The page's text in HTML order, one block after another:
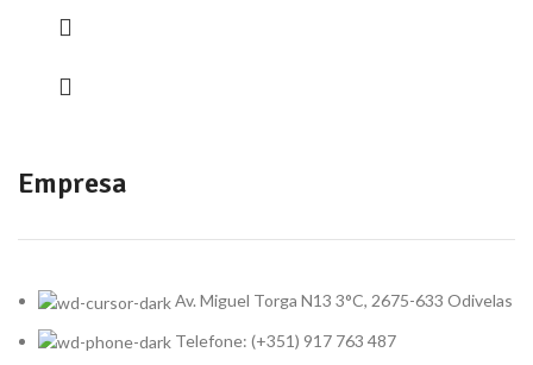
Empresa
Av. Miguel Torga N13 3°C, 2675-633 Odivelas
Telefone: (+351) 917 763 487